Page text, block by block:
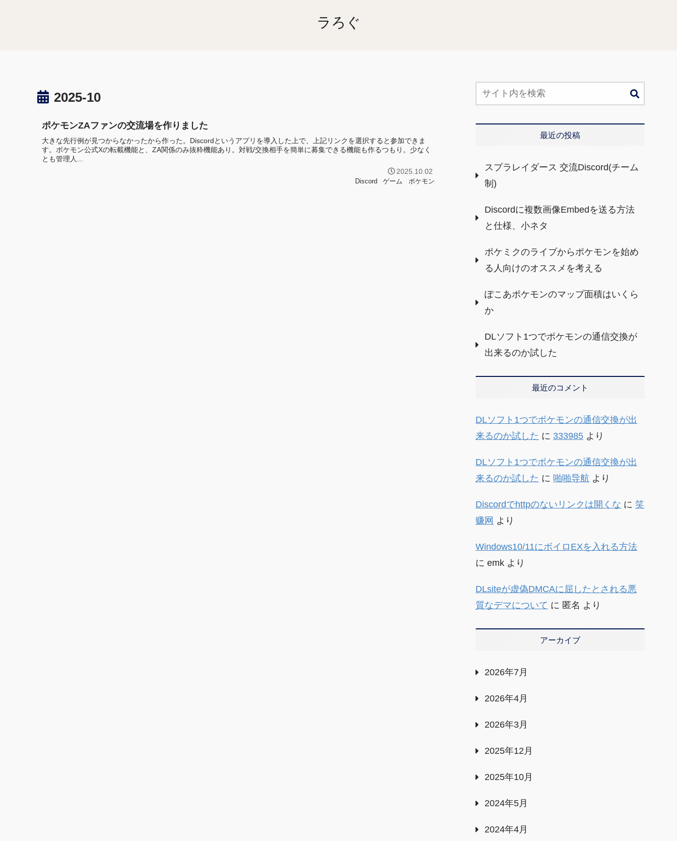
ラろぐ
2025-10
ポケモンZAファンの交流場を作りました
大きな先行例が見つからなかったから作った。Discordというアプリを導入した上で、上記リンクを選択すると参加できま
す。ポケモン公式Xの転載機能と、ZA関係のみ抜粋機能あり。対戦/交換相手を簡単に募集できる機能も作るつもり。少なく
とも管理人...
2025.10.02
Discord ゲーム ポケモン
最近の投稿
スプラレイダース 交流Discord(チーム
制)
Discordに複数画像Embedを送る方法
と仕様、小ネタ
ポケミクのライブからポケモンを始め
る人向けのオススメを考える
ぽこあポケモンのマップ面積はいくら
か
DLソフト1つでポケモンの通信交換が
出来るのか試した
最近のコメント
DLソフト1つでポケモンの通信交換が出
来るのか試した に 333985 より
DLソフト1つでポケモンの通信交換が出
来るのか試した に 啪啪导航 より
Discordでhttpのないリンクは開くな に 笑
赚网 より
Windows10/11にボイロEXを入れる方法
に emk より
DLsiteが虚偽DMCAに屈したとされる悪
質なデマについて に 匿名 より
アーカイブ
2026年7月
2026年4月
2026年3月
2025年12月
2025年10月
2024年5月
2024年4月